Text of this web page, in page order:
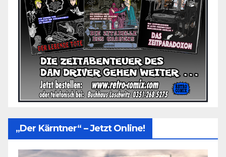
„Der Kärntner“ – Jetzt Online!